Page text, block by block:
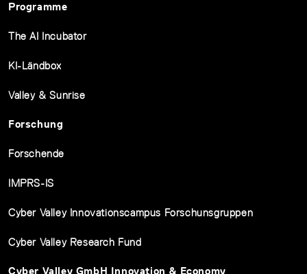
Programme
The AI Incubator
KI-Ländbox
Valley & Sunrise
Forschung
Forschende
IMPRS-IS
Cyber Valley Innovationscampus Forschunsgruppen
Cyber Valley Research Fund
Cyber Valley GmbH Innovation & Economy